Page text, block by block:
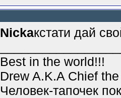
Nickaкстати дай
Best in the world!!!
Drew A.K.A Chief
Человек-тапочек